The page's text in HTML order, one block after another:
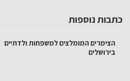
כתבות נוספות
הצימרים המומלצים למשפחות ולדתיים
בירושלים